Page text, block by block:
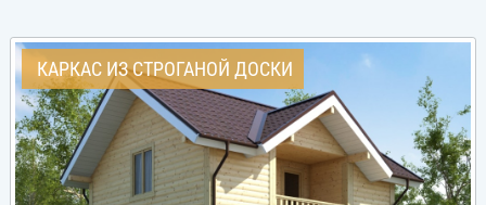
КАРКАС ИЗ СТРОГАНОЙ ДОСКИ